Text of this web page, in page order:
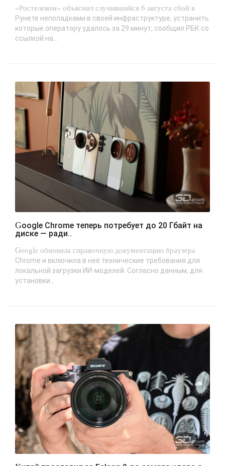
«Ростелеком» объяснил случившийся 6 августа сбой в
Рунете неполадками в своей инфраструктуре, устранить
которые оператору удалось за 29 минут, сообщил РБК со
ссылкой на...
Google Chrome теперь потребует до 20 Гбайт на
диске — ради..
Google обновила справочную документацию браузера
Chrome и включила в неё технические требования для
локальной загрузки ИИ-моделей. Согласно данным, для
установки...